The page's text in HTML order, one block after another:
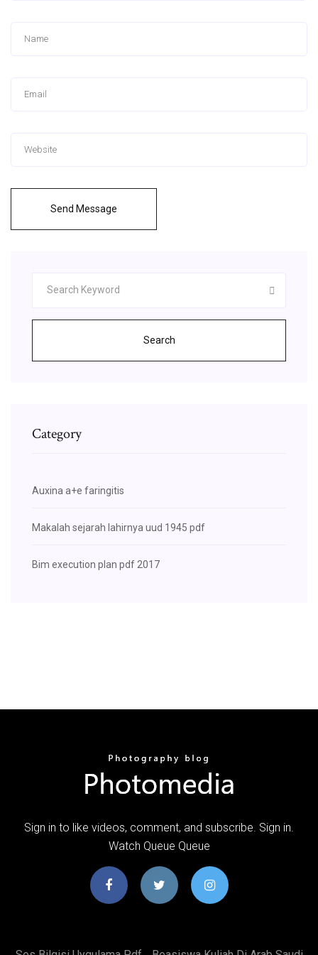
Send Message
Search
Category
Auxina a+e faringitis
Makalah sejarah lahirnya uud 1945 pdf
Bim execution plan pdf 2017
Sign in to like videos, comment, and subscribe. Sign in.
Watch Queue Queue